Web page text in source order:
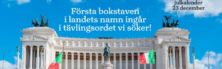
Skrivtips
Bokrecensioner
Kviss
Podden